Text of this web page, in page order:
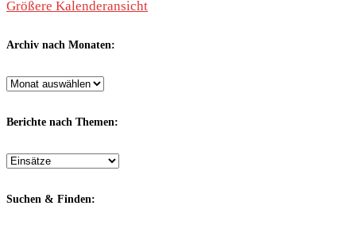
Größere Kalenderansicht
Archiv nach Monaten:
Archiv
Monaten:
Berichte nach Themen:
Berichte
Themen:
Suchen & Finden: